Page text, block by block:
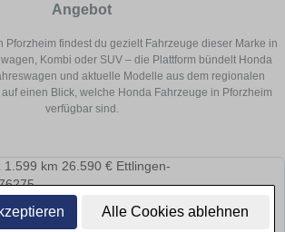
Alle Cookies ablehnen
Angebot
Pforzheim findest du gezielt Fahrzeuge dieser Marke in
Kombi oder SUV – die Plattform bündelt Honda
und aktuelle Modelle aus dem regionalen
einen Blick, welche Honda Fahrzeuge in Pforzheim
verfügbar sind.